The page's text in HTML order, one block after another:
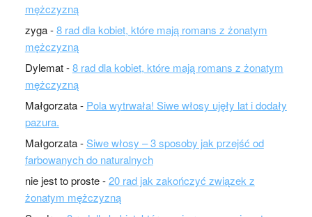
mężczyzną
zyga-8 rad dla kobiet, które mają romans z żonatym
mężczyzną
Dylemat-8 rad dla kobiet, które mają romans z żonatym
mężczyzną
Małgorzata- Pola wytrwała! Siwe włosy ujęły lat i dodały
pazura.
Małgorzata-Siwe włosy – 3 sposoby jak przejść od
farbowanych do naturalnych
nie jest to proste-20 rad jak zakończyć związek z
żonatym mężczyzną